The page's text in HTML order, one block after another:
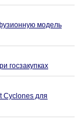
модель
госзакупках
Cyclones для